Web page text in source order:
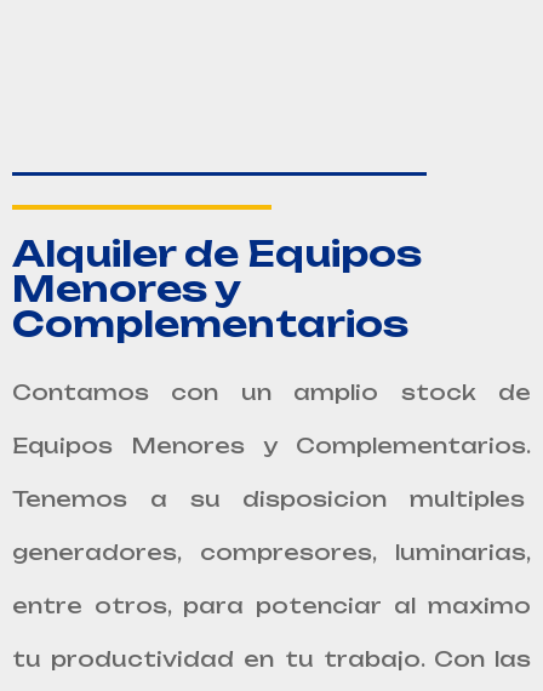
Alquiler de Equipos
Menores y
Complementarios
Contamos con un amplio stock de
Equipos Menores y Complementarios.
Tenemos a su disposicion multiples
generadores, compresores, luminarias,
entre otros, para potenciar al maximo
tu productividad en tu trabajo. Con las